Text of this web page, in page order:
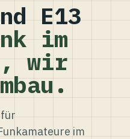
E13
im
wir
im